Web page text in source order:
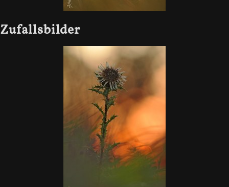
Zufallsbilder